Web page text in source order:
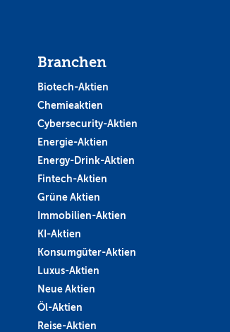
Branchen
Biotech-Aktien
Chemieaktien
Cybersecurity-Aktien
Energie-Aktien
Energy-Drink-Aktien
Fintech-Aktien
Grüne Aktien
Immobilien-Aktien
KI-Aktien
Konsumgüter-Aktien
Luxus-Aktien
Neue Aktien
Öl-Aktien
Reise-Aktien